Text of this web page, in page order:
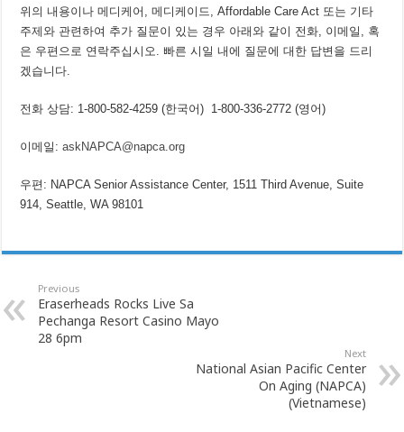
위의 내용이나 메디케어, 메디케이드, Affordable Care Act 또는 기타
주제와 관련하여 추가 질문이 있는 경우 아래와 같이 전화, 이메일, 혹
은 우편으로 연락주십시오. 빠른 시일 내에 질문에 대한 답변을 드리
겠습니다.
전화 상담: 1-800-582-4259 (한국어) 1-800-336-2772 (영어)
이메일:askNAPCA@napca.org
우편: NAPCA Senior Assistance Center, 1511 Third Avenue, Suite
914, Seattle, WA 98101
Previous
Eraserheads Rocks Live Sa
Pechanga Resort Casino Mayo
28 6pm
Next
National Asian Pacific Center
On Aging (NAPCA)
(Vietnamese)